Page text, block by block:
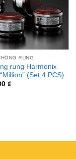
RUNG
rung Harmonix
(Set 4 PCS)
₫